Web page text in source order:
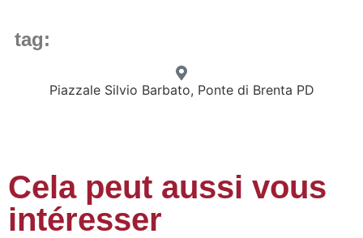
tag:
Piazzale Silvio Barbato, Ponte di Brenta PD
Cela peut aussi vous
intéresser